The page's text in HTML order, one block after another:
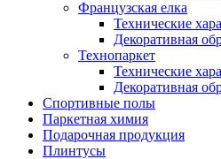
Французская елка
Технические
Декоративная
Технопаркет
Технические
Декоративная
Спортивные полы
Паркетная химия
Подарочная продукция
Плинтусы